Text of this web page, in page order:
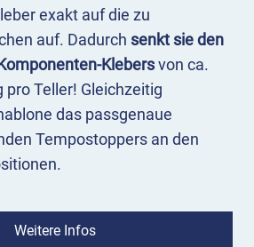
exakt auf die zu
auf. Dadurch senkt sie den
Klebersvon ca.
pro Teller! Gleichzeitig
das passgenaue
Tempostoppers an den
ist eine ca. 454 x 450 mm
Weitere Infos